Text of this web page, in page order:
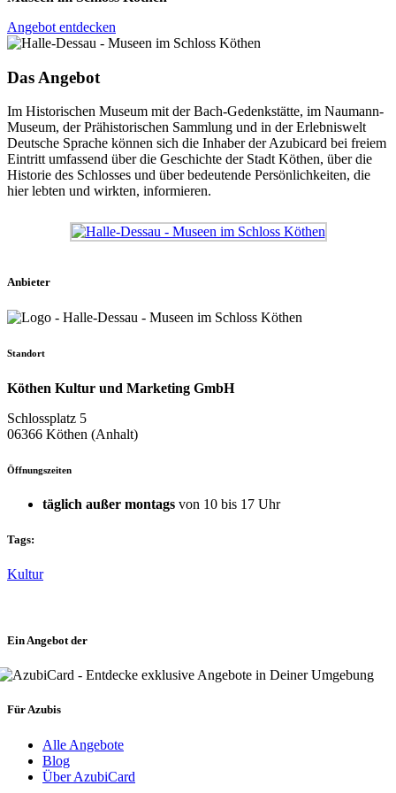
Angebot entdecken
Das Angebot
Im Historischen Museum mit der Bach-Gedenkstätte, im Naumann-
Museum, der Prähistorischen Sammlung und in der Erlebniswelt
Deutsche Sprache können sich die Inhaber der Azubicard bei freiem
Eintritt umfassend über die Geschichte der Stadt Köthen, über die
Historie des Schlosses und über bedeutende Persönlichkeiten, die
hier lebten und wirkten, informieren.
Anbieter
Standort
Köthen Kultur und Marketing GmbH
Schlossplatz 5
06366 Köthen (Anhalt)
Öffnungszeiten
täglich außer montags von 10 bis 17 Uhr
Tags:
Kultur
Ein Angebot der
Für Azubis
Alle Angebote
Blog
Über AzubiCard